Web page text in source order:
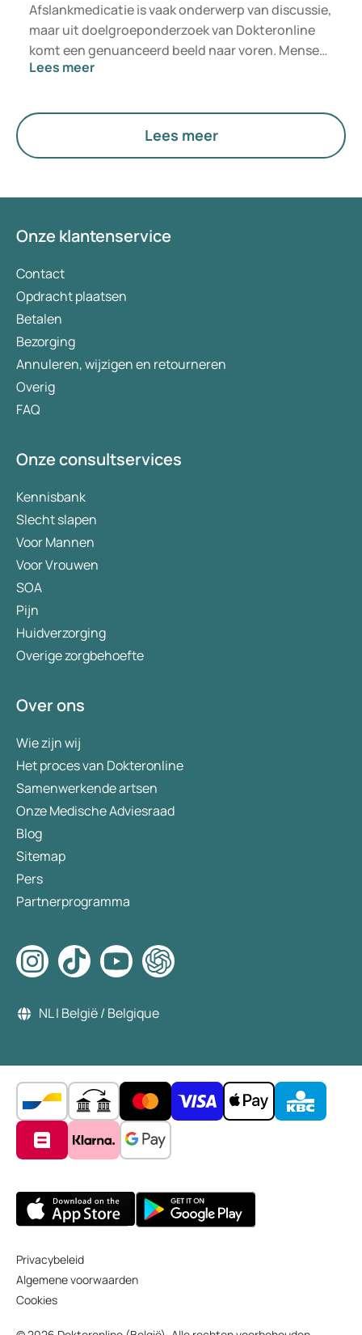
Afslankmedicatie is vaak onderwerp van discussie,
maar uit doelgroeponderzoek van Dokteronline
komt een genuanceerd beeld naar voren. Mensen
willen niet enkel minder wegen, maar zich ook
Tegelijkertijd willen zij weten of medicatie veilig,
geschikt en betaalbaar is.
Lees meer
Lees meer
Onze klantenservice
Contact
Opdracht plaatsen
Betalen
Bezorging
Annuleren, wijzigen en retourneren
Overig
FAQ
Onze consultservices
Kennisbank
Slecht slapen
Voor Mannen
Voor Vrouwen
SOA
Pijn
Huidverzorging
Overige zorgbehoefte
Over ons
Wie zijn wij
Het proces van Dokteronline
Samenwerkende artsen
Onze Medische Adviesraad
Blog
Sitemap
Pers
Partnerprogramma
NL | België / Belgique
Privacybeleid
Algemene voorwaarden
Cookies